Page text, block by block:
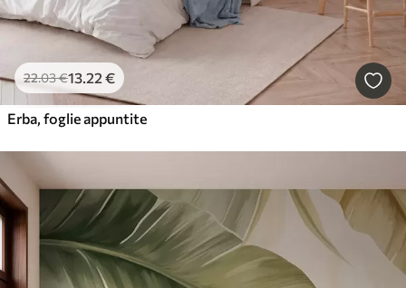
22.03€13.22 €
Erba, foglie appuntite